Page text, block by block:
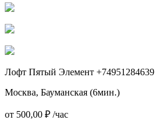
Лофт Пятый Элемент +74951284639
Москва, Бауманская (6мин.)
от 500,00 ₽ /час